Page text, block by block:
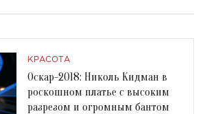
КРАСОТА
Оскар-2018: Николь Кидман в
роскошном платье с высоким
разрезом и огромным бантом